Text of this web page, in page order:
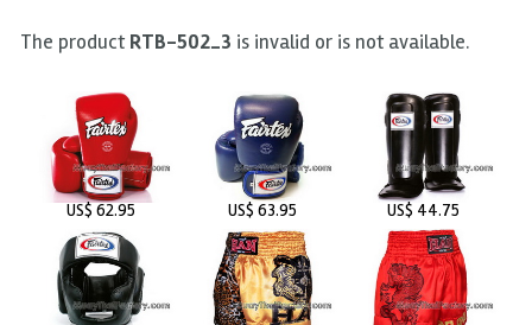
The product RTB-502_3 is invalid or is not available.
US$ 62.95 US$ 63.95 US$ 44.75